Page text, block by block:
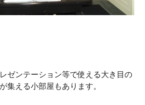
ゼンテーション等で使える大き目の
集える小部屋もあります。